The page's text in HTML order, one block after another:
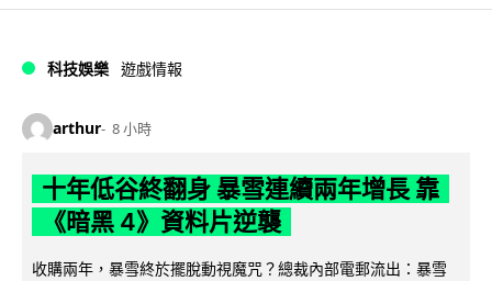
科技娛樂 遊戲情報
arthur 8 小時
十年低谷終翻身 暴雪連續兩年增長 靠
《暗黑 4》資料片逆襲
收購兩年，暴雪終於擺脫動視魔咒？總裁內部電郵流出：暴雪